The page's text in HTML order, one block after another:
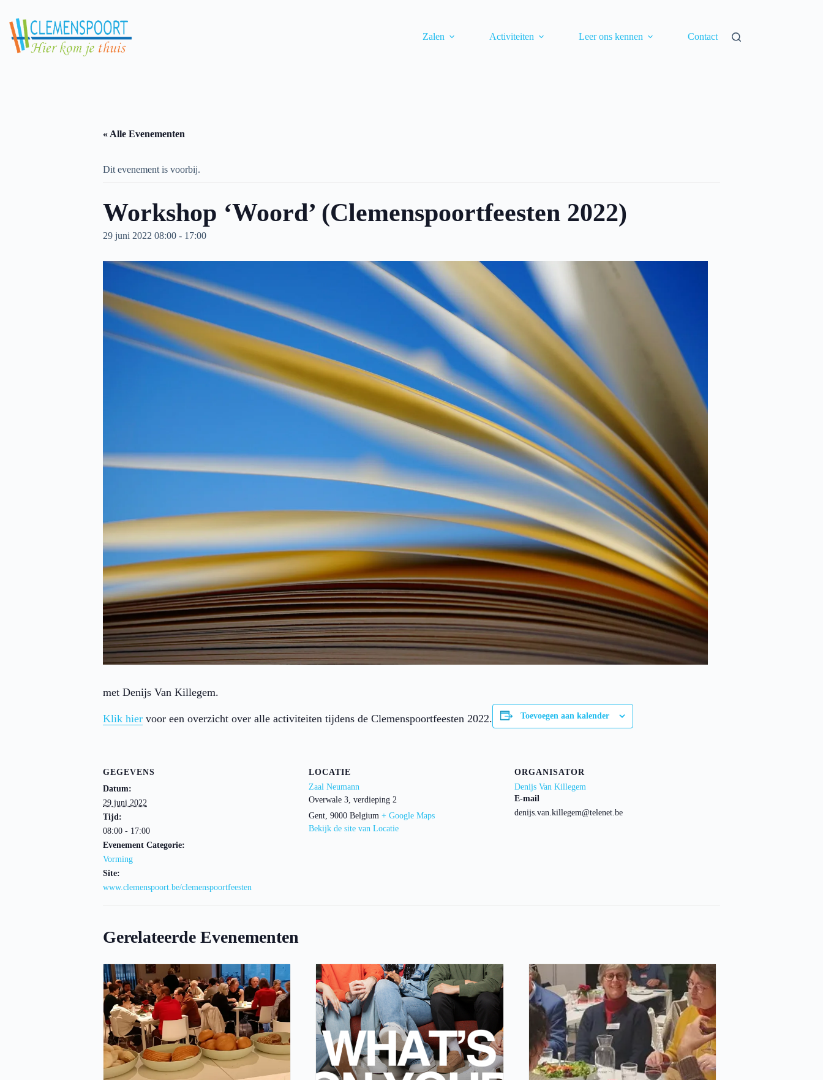
content
Zalen Activiteiten Leer ons kennen Contact
« Alle Evenementen
Dit evenement is voorbij.
Workshop ‘Woord’ (Clemenspoortfeesten 2022)
29 juni 2022 08:00 - 17:00
met Denijs Van Killegem.
Klik hier voor een overzicht over alle activiteiten tijdens de Clemenspoortfeesten 2022. Toevoegen aan kalender
GEGEVENS
Datum:
29 juni 2022
Tijd:
08:00 - 17:00
Evenement Categorie:
Vorming
Site:
www.clemenspoort.be/clemenspoortfeesten
LOCATIE
Zaal Neumann
Overwale 3, verdieping 2
Gent 9000 Belgium + Google Maps
Bekijk de site van Locatie
ORGANISATOR
Denijs Van Killegem
E-mail
denijs.van.killegem@telenet.be
Gerelateerde Evenementen